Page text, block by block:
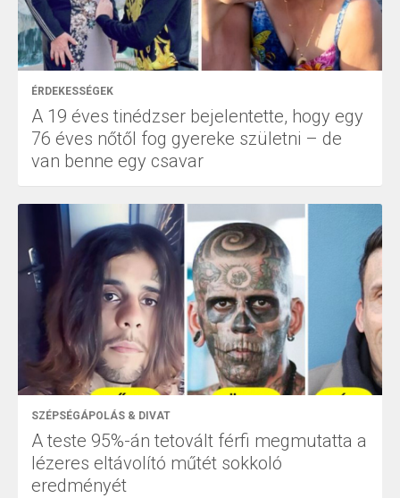
ÉRDEKESSÉGEK
A 19 éves tinédzser bejelentette, hogy egy
76 éves nőtől fog gyereke születni – de
van benne egy csavar
SZÉPSÉGÁPOLÁS & DIVAT
A teste 95%-án tetovált férfi megmutatta a
lézeres eltávolító műtét sokkoló
eredményét